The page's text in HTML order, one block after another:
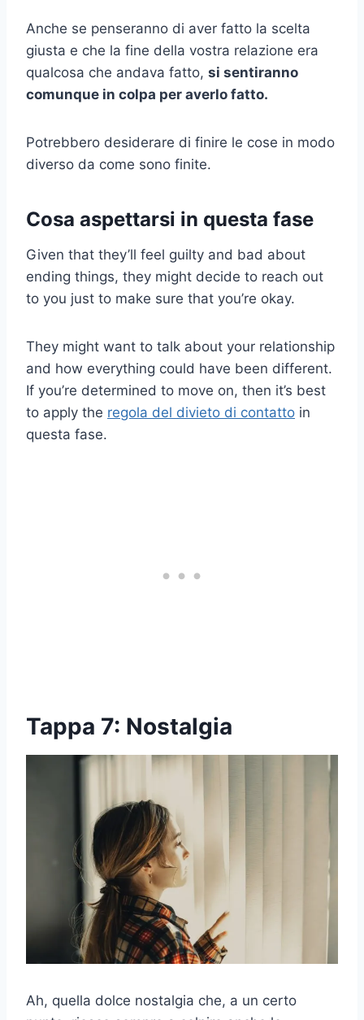
Anche se penseranno di aver fatto la scelta
giusta e che la fine della vostra relazione era
qualcosa che andava fatto, si sentiranno
comunque in colpa per averlo fatto.
Potrebbero desiderare di finire le cose in modo
diverso da come sono finite.
Cosa aspettarsi in questa fase
Given that they’ll feel guilty and bad about
ending things, they might decide to reach out
to you just to make sure that you’re okay.
They might want to talk about your relationship
and how everything could have been different.
If you’re determined to move on, then it’s best
to apply the regola del divieto di contatto in
questa fase.
Tappa 7: Nostalgia
Ah, quella dolce nostalgia che, a un certo